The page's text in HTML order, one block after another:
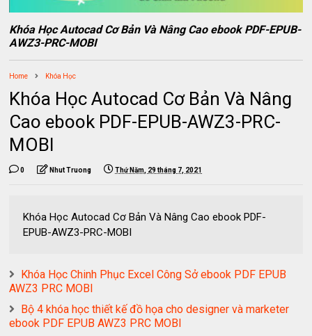
Khóa Học Autocad Cơ Bản Và Nâng Cao ebook PDF-EPUB-
AWZ3-PRC-MOBI
Home Khóa Học
Khóa Học Autocad Cơ Bản Và Nâng
Cao ebook PDF-EPUB-AWZ3-PRC-
MOBI
0 Nhut Truong Thứ Năm, 29 tháng 7, 2021
Khóa Học Autocad Cơ Bản Và Nâng Cao ebook PDF-
EPUB-AWZ3-PRC-MOBI
Khóa Học Chinh Phục Excel Công Sở ebook PDF EPUB
AWZ3 PRC MOBI
Bộ 4 khóa học thiết kế đồ họa cho designer và marketer
ebook PDF EPUB AWZ3 PRC MOBI